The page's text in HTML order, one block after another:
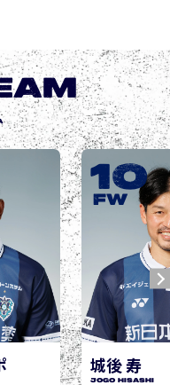
師岡 柊生
MOROOKA Shu
13
FW